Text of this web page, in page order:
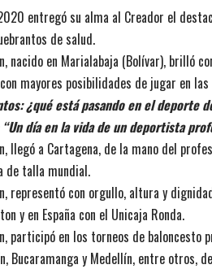
entregó su alma al Creador el
de salud.
nacido en Marialabaja (Bolívar), brilló
mayores posibilidades de jugar en
¿qué está pasando en el deporte
día en la vida de un deportista
llegó a Cartagena, de la mano del
de talla mundial.
representó con orgullo, altura y
y en España con el Unicaja Ronda.
participó en los torneos de
Bucaramanga y Medellín, entre